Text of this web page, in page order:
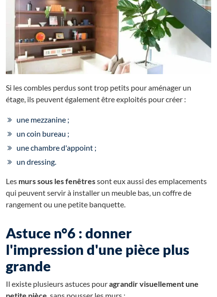
Si les combles perdus sont trop petits pour aménager un
étage, ils peuvent également être exploités pour créer :
une mezzanine ;
un coin bureau ;
une chambre d'appoint ;
un dressing.
Les murs sous les fenêtressont eux aussi des emplacements
qui peuvent servir à installer un meuble bas, un coffre de
rangement ou une petite banquette.
Astuce n°6 : donner
l'impression d'une pièce plus
grande
Il existe plusieurs astuces pouragrandir visuellement une